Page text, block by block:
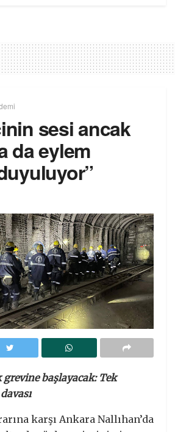
sesi ancak
da eylem
grevine başlayacak: Tek
karşı Ankara Nallıhan’da